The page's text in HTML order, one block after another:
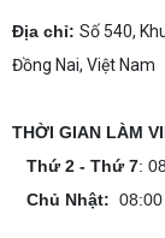
Địa chỉ: Số 540,
Đồng Nai, Việt Nam
THỜI GIAN LÀM
Thứ 2 - Thứ 7:
Chủ Nhật: